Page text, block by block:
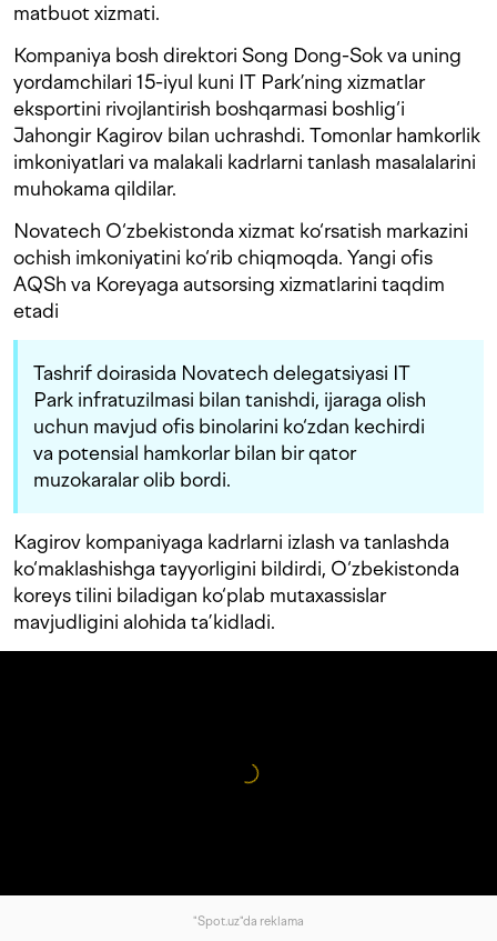
matbuot xizmati.
Kompaniya bosh direktori Song Dong-Sok va uning
yordamchilari 15-iyul kuni IT Park’ning xizmatlar
eksportini rivojlantirish boshqarmasi boshlig‘i
Jahongir Kagirov bilan uchrashdi. Tomonlar hamkorlik
imkoniyatlari va malakali kadrlarni tanlash masalalarini
muhokama qildilar.
Novatech O‘zbekistonda xizmat ko‘rsatish markazini
ochish imkoniyatini ko‘rib chiqmoqda. Yangi ofis
AQSh va Koreyaga autsorsing xizmatlarini taqdim
etadi
Tashrif doirasida Novatech delegatsiyasi IT
Park infratuzilmasi bilan tanishdi, ijaraga olish
uchun mavjud ofis binolarini ko‘zdan kechirdi
va potensial hamkorlar bilan bir qator
muzokaralar olib bordi.
Kagirov kompaniyaga kadrlarni izlash va tanlashda
ko‘maklashishga tayyorligini bildirdi, O‘zbekistonda
koreys tilini biladigan ko‘plab mutaxassislar
mavjudligini alohida ta’kidladi.
"Spot.uz"da reklama